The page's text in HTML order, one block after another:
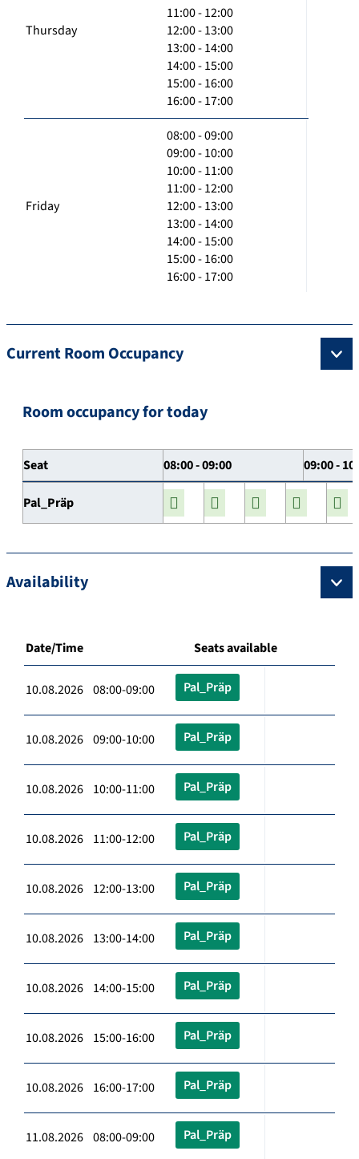
Thursday
11:00 - 12:00
12:00 - 13:00
13:00 - 14:00
14:00 - 15:00
15:00 - 16:00
16:00 - 17:00
Friday
08:00 - 09:00
09:00 - 10:00
10:00 - 11:00
11:00 - 12:00
12:00 - 13:00
13:00 - 14:00
14:00 - 15:00
15:00 - 16:00
16:00 - 17:00
Current Room Occupancy
Room occupancy for today
Seat 08:00 - 09:00 09:00 -
Pal_Präp
Availability
Date/Time Seats available
10.08.2026 08:00-09:00 Pal_Präp
10.08.2026 09:00-10:00 Pal_Präp
10.08.2026 10:00-11:00 Pal_Präp
10.08.2026 11:00-12:00 Pal_Präp
10.08.2026 12:00-13:00 Pal_Präp
10.08.2026 13:00-14:00 Pal_Präp
10.08.2026 14:00-15:00 Pal_Präp
10.08.2026 15:00-16:00 Pal_Präp
10.08.2026 16:00-17:00 Pal_Präp
11.08.2026 08:00-09:00 Pal_Präp